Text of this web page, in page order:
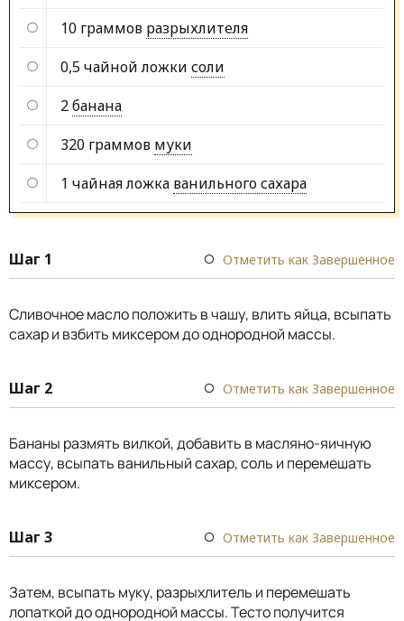
10 граммов разрыхлителя
0,5 чайной ложки соли
2банана
320 граммов муки
1 чайная ложка ванильного сахара
Шаг 1 Отметить как Завершенное
Сливочное масло положить в чашу, влить яйца, всыпать
сахар и взбить миксером до однородной массы.
Шаг 2 Отметить как Завершенное
Бананы размять вилкой, добавить в масляно-яичную
массу, всыпать ванильный сахар, соль и перемешать
миксером.
Шаг 3 Отметить как Завершенное
Затем, всыпать муку, разрыхлитель и перемешать
лопаткой до однородной массы. Тесто получится